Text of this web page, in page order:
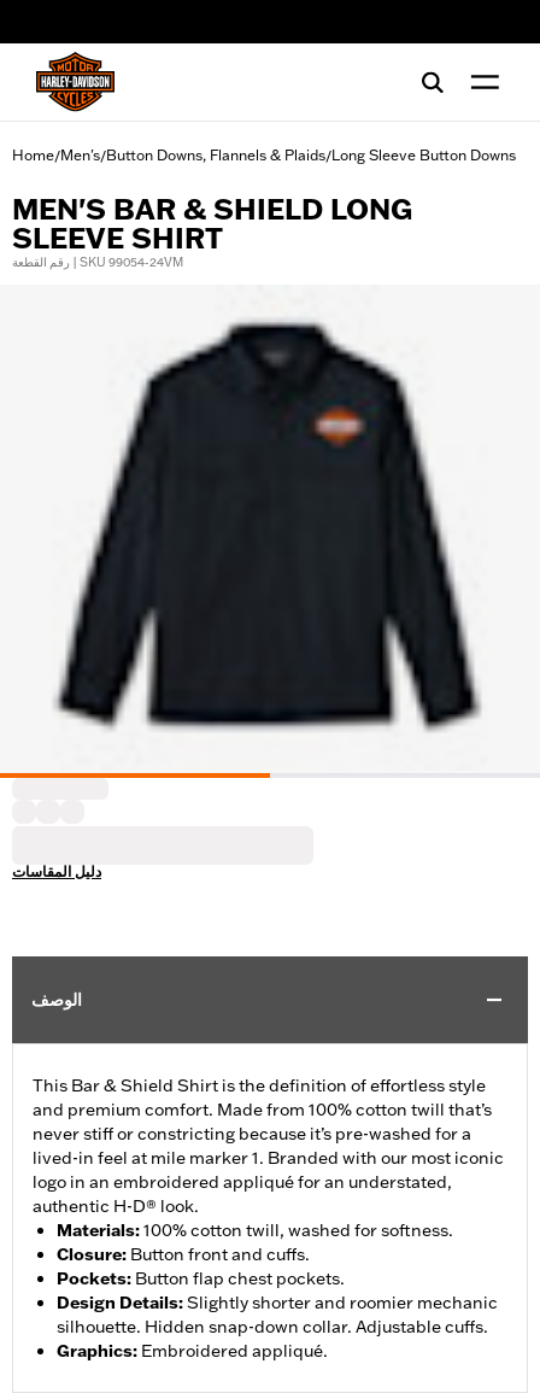
Home/Men's/Button Downs, Flannels & Plaids/Long Sleeve Button Downs
MEN'S BAR & SHIELD LONG
SLEEVE SHIRT
رقم القطعة | SKU 99054-24VM
دليل المقاسات
الوصف
This Bar & Shield Shirt is the definition of effortless style
and premium comfort. Made from 100% cotton twill that’s
never stiff or constricting because it’s pre-washed for a
lived-in feel at mile marker 1. Branded with our most iconic
logo in an embroidered appliqué for an understated,
authentic H-D® look.
Materials:100% cotton twill, washed for softness.
Closure: Button front and cuffs.
Pockets: Button flap chest pockets.
Design Details:Slightly shorter and roomier mechanic
silhouette. Hidden snap-down collar. Adjustable cuffs.
Graphics: Embroidered appliqué.